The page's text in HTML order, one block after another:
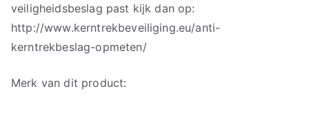
veiligheidsbeslag past kijk dan op:
http://www.kerntrekbeveiliging.eu/anti-
kerntrekbeslag-opmeten/
Merk van dit product: